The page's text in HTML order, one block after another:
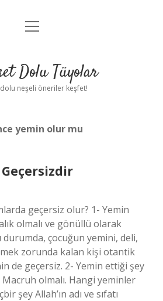
Anasayfa
Yasal Uyarı
menüyü
Dolu Tüyolar
neşeli öneriler keşfet!
yemin olur mu
geçersiz olur? 1- Yemin
olmalı ve gönüllü olarak
çocuğun yemini, deli,
zorunda kalan kişi otantik
de geçersiz. 2- Yemin ettiği şey
Macruh olmalı. Hangi yeminler
şey Allah’ın adı ve sıfatı